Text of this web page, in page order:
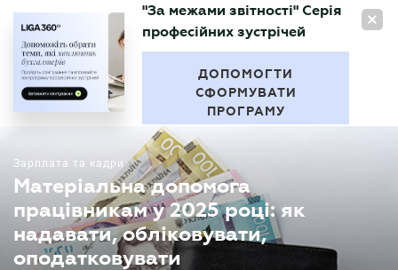
UA
БУХГАЛТЕР
"За межами звітності" Серія
професійних зустрічей
ДОПОМОГТИ
СФОРМУВАТИ
ПРОГРАМУ
Зарплата та кадри
Матеріальна допомога
працівникам у 2025 році: як
надавати, обліковувати,
оподатковувати